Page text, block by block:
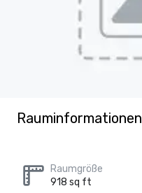
Rauminformationen
Raumgröße
918 sq ft